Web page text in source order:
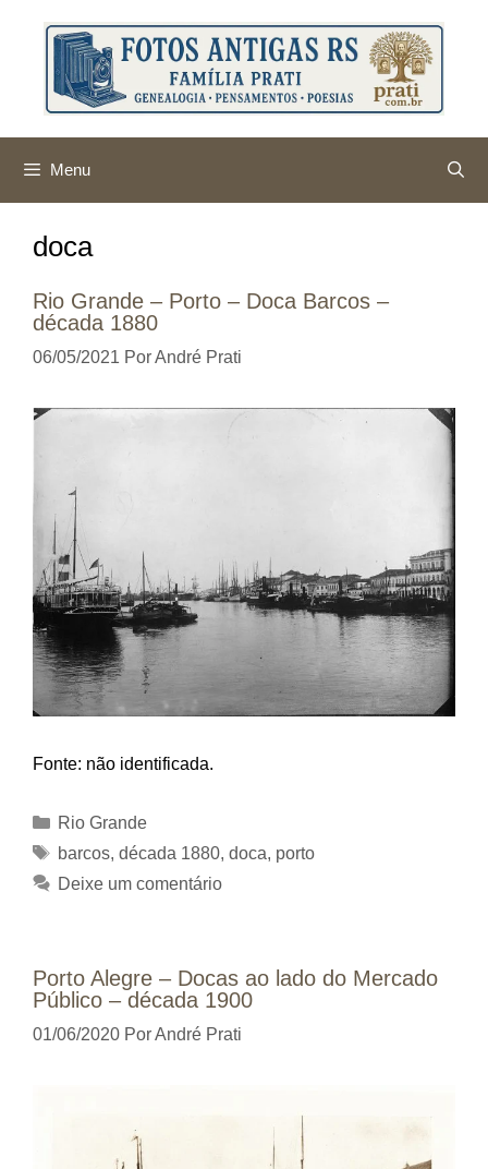
conteúdo
Menu
doca
Rio Grande – Porto – Doca Barcos –
década 1880
06/05/2021 PorAndré Prati
Fonte: não identificada.
Categorias
Rio Grande
Tags
barcos, década 1880, doca, porto
Deixe um comentário
Porto Alegre – Docas ao lado do Mercado
Público – década 1900
01/06/2020 PorAndré Prati